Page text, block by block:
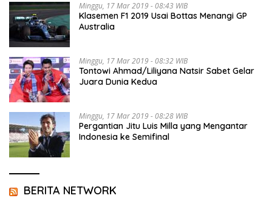
Minggu, 17 Mar 2019 - 08:43 WIB
Klasemen F1 2019 Usai Bottas Menangi GP
Australia
Minggu, 17 Mar 2019 - 08:32 WIB
Tontowi Ahmad/Liliyana Natsir Sabet Gelar
Juara Dunia Kedua
Minggu, 17 Mar 2019 - 08:28 WIB
Pergantian Jitu Luis Milla yang Mengantar
Indonesia ke Semifinal
BERITA NETWORK